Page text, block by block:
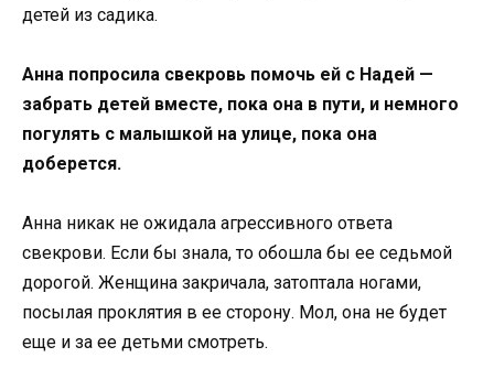
детей из садика.
Анна попросила свекровь помочь ей с Надей —
забрать детей вместе, пока она в пути, и немного
погулять с малышкой на улице, пока она
доберется.
Анна никак не ожидала агрессивного ответа
свекрови. Если бы знала, то обошла бы ее седьмой
дорогой. Женщина закричала, затоптала ногами,
посылая проклятия в ее сторону. Мол, она не будет
еще и за ее детьми смотреть.